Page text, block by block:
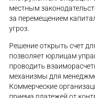
местным
за перемещением
угроз.
Решение открыть счет
позволяет юрлицам
проводить
механизмы для
Коммерческие